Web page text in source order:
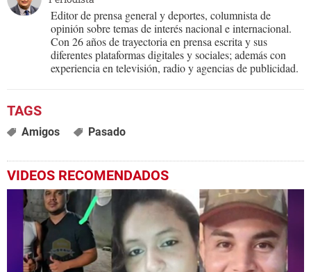
Editor de prensa general y deportes, columnista de
opinión sobre temas de interés nacional e internacional.
Con 26 años de trayectoria en prensa escrita y sus
diferentes plataformas digitales y sociales; además con
experiencia en televisión, radio y agencias de publicidad.
Amigos Pasado
VIDEOS RECOMENDADOS